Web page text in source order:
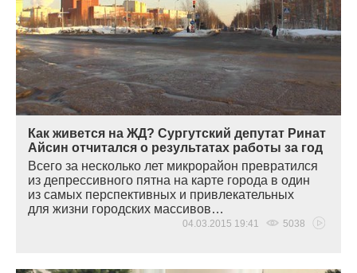
Как живется на ЖД? Сургутский депутат Ринат
Айсин отчитался о результатах работы за год
Всего за несколько лет микрорайон превратился
из депрессивного пятна на карте города в один
из самых перспективных и привлекательных
для жизни городских массивов…
04.03.2015 19:41 5038